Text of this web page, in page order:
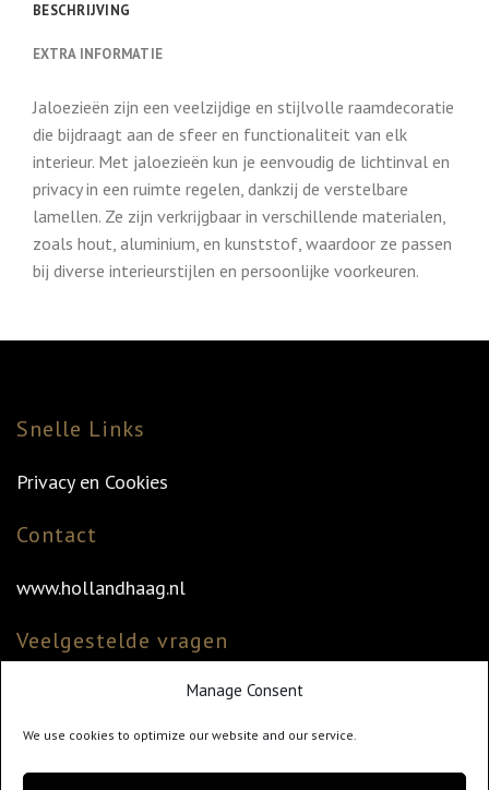
Manage Consent
We use cookies to optimize our website and our service.
BESCHRIJVING
EXTRA INFORMATIE
Jaloezieën zijn een veelzijdige en stijlvolle raamdecoratie
die bijdraagt aan de sfeer en functionaliteit van elk
interieur. Met jaloezieën kun je eenvoudig de lichtinval en
privacy in een ruimte regelen, dankzij de verstelbare
lamellen. Ze zijn verkrijgbaar in verschillende materialen,
zoals hout, aluminium, en kunststof, waardoor ze passen
bij diverse interieurstijlen en persoonlijke voorkeuren.
Snelle Links
Privacy en Cookies
Contact
www.hollandhaag.nl
Veelgestelde vragen
Veelgestelde vragen
Klantenservice